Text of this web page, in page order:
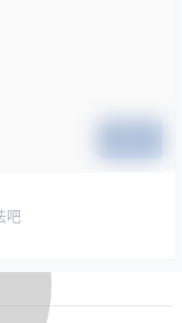
吧